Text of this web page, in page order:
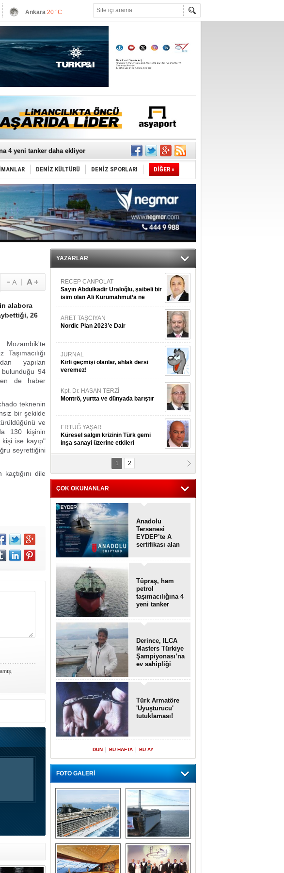
Ankara 20 °C
Antalya23 °C
Muğla 23 °C
Çanakkale 22 °C
alan ilk tersane oldu
4 yeni tanker daha ekliyor
dışı harcı için düzenleme istiyor
başlıyor
Başkanını seçti!
seçti
halkı tehdit ediyor
DENİZ KÜLTÜRÜ DENİZ SPORLARI DİĞER »
alabora
26
Mozambik'te
yapılan
bulunduğu 94
de haber
teknenin
bir şekilde
ve
130 kişinin
ise kayıp"
seyrettiğini
dile
YAZARLAR
RECEP CANPOLAT
Sayın Abdulkadir Uraloğlu, şaibeli bir
isim olan Ali Kurumahmut’a ne
danışıyorsunuz?
ARET TAŞCIYAN
Nordic Plan 2023’e Dair
JURNAL
Kirli geçmişi olanlar, ahlak dersi
veremez!
Kpt. Dr. HASAN TERZİ
Montrö, yurtta ve dünyada barıştır
ERTUĞ YAŞAR
Küresel salgın krizinin Türk gemi
inşa sanayi üzerine etkileri
Kpt. MESUT AZMİ GÖKSOY
ithafen...
1 2
ÇOK OKUNANLAR
Anadolu
Tersanesi
EYDEP’te A
sertifikası alan
Tüpraş, ham
petrol
taşımacılığına 4
yeni tanker
Derince, ILCA
Masters Türkiye
Şampiyonası’na
ev sahipliği
Türk Armatöre
'Uyuşturucu'
tutuklaması!
DÜN BU HAFTA BU AY
FOTO GALERİ
“Gemi içinde gemi”
konsepti ile MSC
Splendida
Dünyada tek!
Denizaltı yüzer
havuzu intikal
seyrine başladı